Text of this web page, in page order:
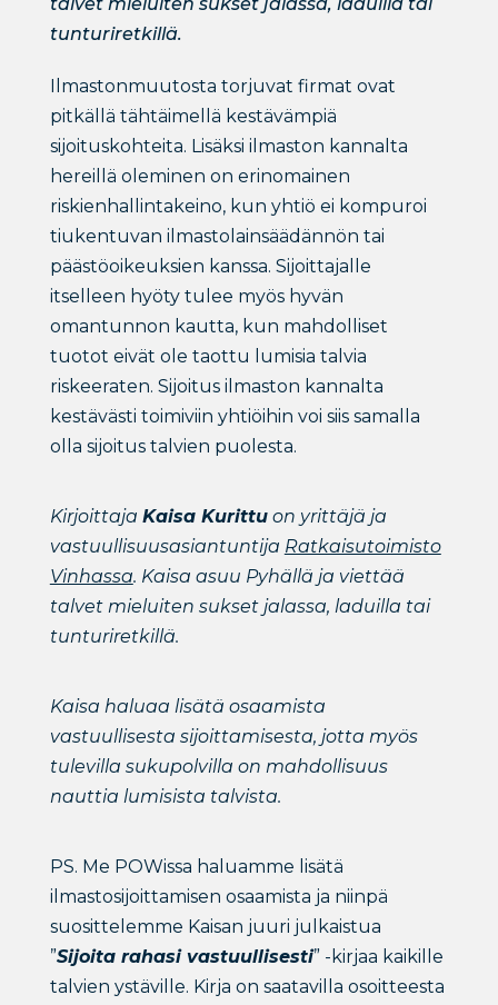
tunturiretkillä.
Ilmastonmuutosta torjuvat firmat ovat
pitkällä tähtäimellä kestävämpiä
sijoituskohteita. Lisäksi ilmaston kannalta
hereillä oleminen on erinomainen
riskienhallintakeino, kun yhtiö ei kompuroi
tiukentuvan ilmastolainsäädännön tai
päästöoikeuksien kanssa. Sijoittajalle
itselleen hyöty tulee myös hyvän
omantunnon kautta, kun mahdolliset
tuotot eivät ole taottu lumisia talvia
riskeeraten. Sijoitus ilmaston kannalta
kestävästi toimiviin yhtiöihin voi siis samalla
olla sijoitus talvien puolesta.
Kirjoittaja Kaisa Kurittuon yrittäjä ja
vastuullisuusasiantuntija Ratkaisutoimisto
Vinhassa. Kaisa asuu Pyhällä ja viettää
talvet mieluiten sukset jalassa, laduilla tai
tunturiretkillä.
Kaisa haluaa lisätä osaamista
vastuullisesta sijoittamisesta, jotta myös
tulevilla sukupolvilla on mahdollisuus
nauttia lumisista talvista.
PS. Me POWissa haluamme lisätä
ilmastosijoittamisen osaamista ja niinpä
suosittelemme Kaisan juuri julkaistua
”Sijoita rahasi vastuullisesti” -kirjaa kaikille
talvien ystäville. Kirja on saatavilla osoitteesta